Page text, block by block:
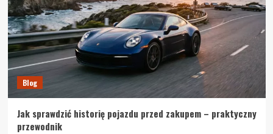
Blog
Jak sprawdzić historię pojazdu przed zakupem – praktyczny
przewodnik